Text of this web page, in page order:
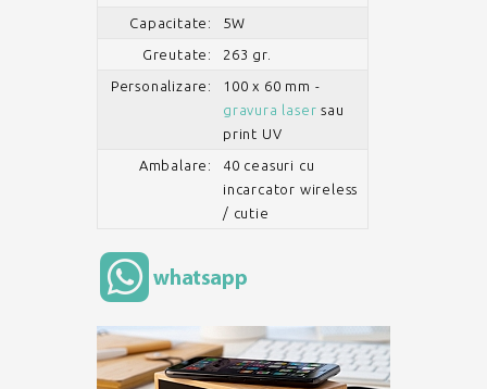
Capacitate: 5W
Greutate: 263 gr.
Personalizare:
100 x 60 mm -
gravura laser sau
print UV
Ambalare:
40 ceasuri cu
incarcator wireless
/ cutie